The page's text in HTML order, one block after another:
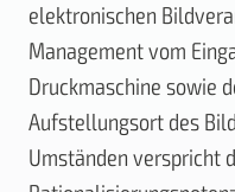
elektronischen
Management vom
Druckmaschine sowie
Aufstellungsort des
Umständen verspricht